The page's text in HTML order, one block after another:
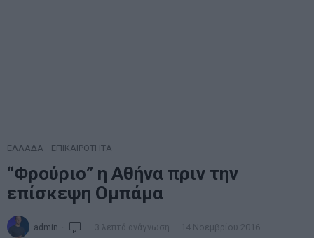
ΕΛΛΑΔΑ ΕΠΙΚΑΙΡΟΤΗΤΑ
“Φρούριο” η Αθήνα πριν την
επίσκεψη Ομπάμα
admin 3 λεπτά ανάγνωση 14 Νοεμβρίου 2016